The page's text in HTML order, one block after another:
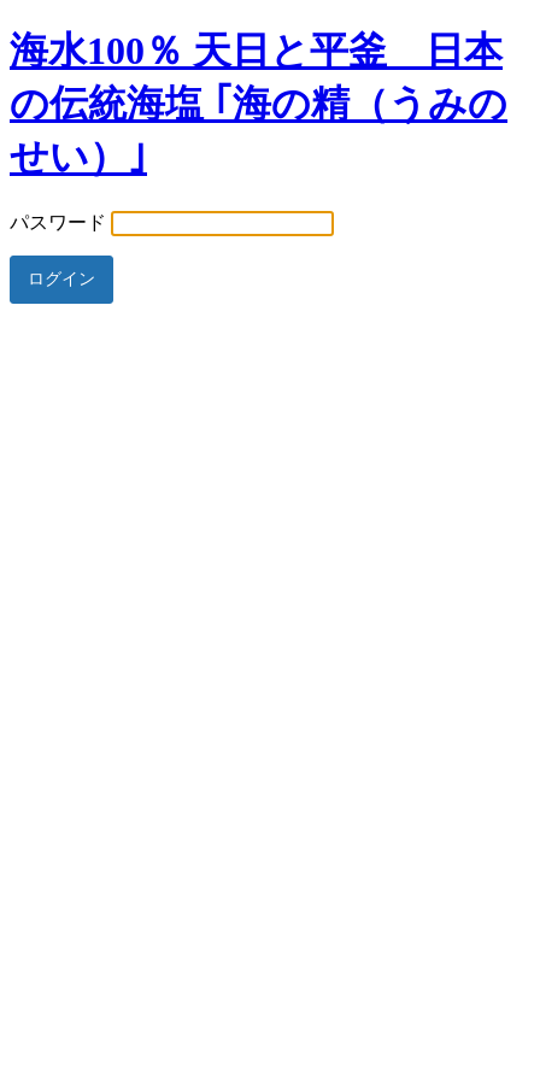
海水100％ 天日と平釜 日本
の伝統海塩 ｢海の精（うみの
せい）｣
パスワード